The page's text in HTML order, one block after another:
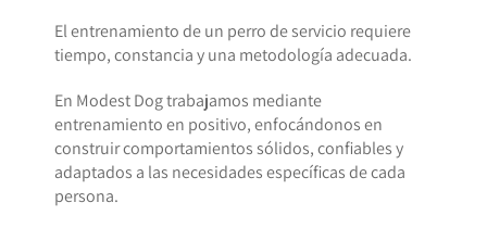
El entrenamiento de un perro de servicio requiere
tiempo, constancia y una metodología adecuada.
En Modest Dog trabajamos mediante
entrenamiento en positivo, enfocándonos en
construir comportamientos sólidos, confiables y
adaptados a las necesidades específicas de cada
persona.